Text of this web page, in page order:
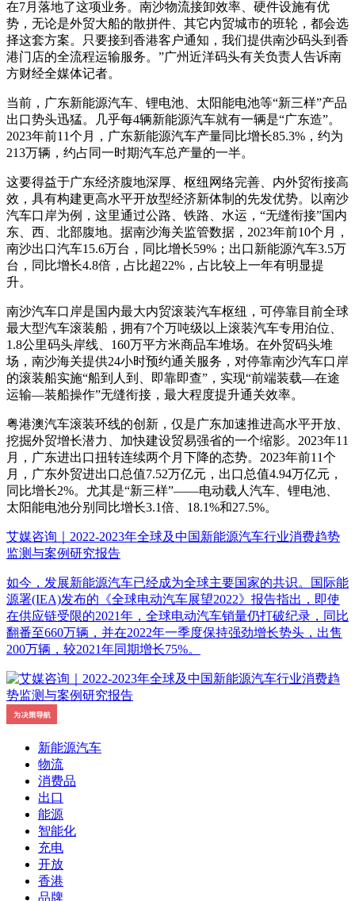
在7月落地了这项业务。南沙物流接卸效率、硬件设施有优
势，无论是外贸大船的散拼件、其它内贸城市的班轮，都会选
择这套方案。只要接到香港客户通知，我们提供南沙码头到香
港门店的全流程运输服务。”广州近洋码头有关负责人告诉南
方财经全媒体记者。
当前，广东新能源汽车、锂电池、太阳能电池等“新三样”产品
出口势头迅猛。几乎每4辆新能源汽车就有一辆是“广东造”。
2023年前11个月，广东新能源汽车产量同比增长85.3%，约为
213万辆，约占同一时期汽车总产量的一半。
这要得益于广东经济腹地深厚、枢纽网络完善、内外贸衔接高
效，具有构建更高水平开放型经济新体制的先发优势。以南沙
汽车口岸为例，这里通过公路、铁路、水运，“无缝衔接”国内
东、西、北部腹地。据南沙海关监管数据，2023年前10个月，
南沙出口汽车15.6万台，同比增长59%；出口新能源汽车3.5万
台，同比增长4.8倍，占比超22%，占比较上一年有明显提
升。
南沙汽车口岸是国内最大内贸滚装汽车枢纽，可停靠目前全球
最大型汽车滚装船，拥有7个万吨级以上滚装汽车专用泊位、
1.8公里码头岸线、160万平方米商品车堆场。在外贸码头堆
场，南沙海关提供24小时预约通关服务，对停靠南沙汽车口岸
的滚装船实施“船到人到、即靠即查”，实现“前端装载—在途
运输—装船操作”无缝衔接，最大程度提升通关效率。
粤港澳汽车滚装环线的创新，仅是广东加速推进高水平开放、
挖掘外贸增长潜力、加快建设贸易强省的一个缩影。2023年11
月，广东进出口扭转连续两个月下降的态势。2023年前11个
月，广东外贸进出口总值7.52万亿元，出口总值4.94万亿元，
同比增长2%。尤其是“新三样”——电动载人汽车、锂电池、
太阳能电池分别同比增长3.1倍、18.1%和27.5%。
艾媒咨询｜2022-2023年全球及中国新能源汽车行业消费趋势
监测与案例研究报告
如今，发展新能源汽车已经成为全球主要国家的共识。国际能
源署(IEA)发布的《全球电动汽车展望2022》报告指出，即使
在供应链受限的2021年，全球电动汽车销量仍打破纪录，同比
翻番至660万辆，并在2022年一季度保持强劲增长势头，出售
200万辆，较2021年同期增长75%。
新能源汽车
物流
消费品
出口
能源
智能化
充电
开放
香港
品牌